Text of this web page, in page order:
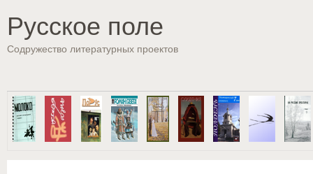
Русское поле
Содружество литературных проектов